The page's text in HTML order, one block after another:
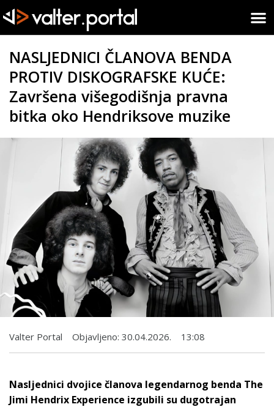
NASLJEDNICI ČLANOVA BENDA
PROTIV DISKOGRAFSKE KUĆE:
Završena višegodišnja pravna
bitka oko Hendriksove muzike
Valter Portal Objavljeno: 30.04.2026. 13:08
​Nasljednici dvojice članova legendarnog benda The
Jimi Hendrix Experience izgubili su dugotrajan